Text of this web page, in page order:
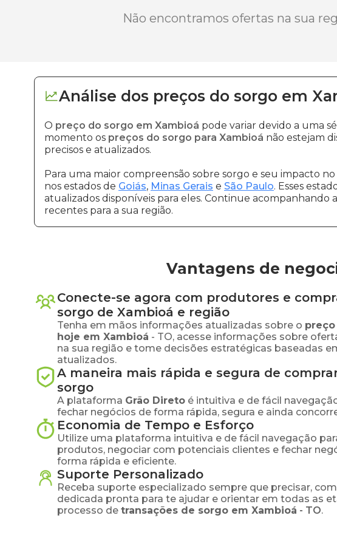
Não encontramos ofertas na sua
Análise dos preços do sorgo em
O preço do sorgo em Xambioá pode variar devido a uma
momento os preços do sorgo para Xambioá não estejam
precisos e atualizados.
Para uma maior compreensão sobre sorgo e seu impacto
nos estados de Goiás, Minas Gerais e São Paulo. Esses
atualizados disponíveis para eles. Continue acompanhando
recentes para a sua região.
Vantagens de
Conecte-se agora com produtores e
sorgo de Xambioá e região
Tenha em mãos informações atualizadas sobre o preço
hoje em Xambioá - TO, acesse informações sobre
na sua região e tome decisões estratégicas baseadas
atualizados.
A maneira mais rápida e segura de
sorgo
A plataforma Grão Direto é intuitiva e de fácil
fechar negócios de forma rápida, segura e ainda
Economia de Tempo e Esforço
Utilize uma plataforma intuitiva e de fácil navegação
produtos, negociar com potenciais clientes e fechar
forma rápida e eficiente.
Suporte Personalizado
Receba suporte especializado sempre que precisar,
dedicada pronta para te ajudar e orientar em todas as
processo de transações de sorgo em Xambioá - TO.